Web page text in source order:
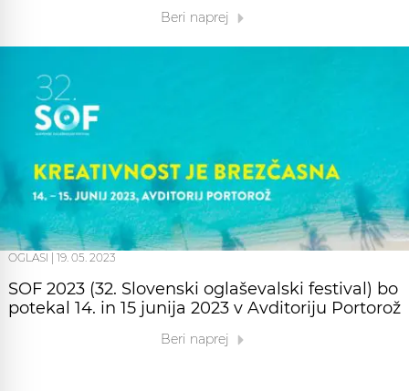
Beri naprej
OGLASI 19. 05. 2023
SOF 2023 (32. Slovenski oglaševalski festival) bo
potekal 14. in 15 junija 2023 v Avditoriju Portorož
Beri naprej